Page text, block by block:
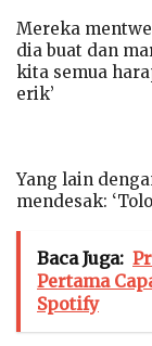
Mereka
dia buat dan
kita semua
erik’
Yang lain
mendesak:
Baca Juga:
Pertama
Spotify